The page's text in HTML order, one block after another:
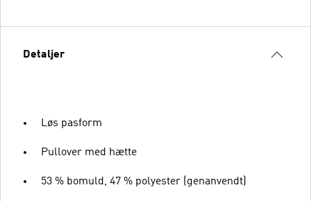
Detaljer
Løs pasform
Pullover med hætte
53 % bomuld, 47 % polyester (genanvendt)